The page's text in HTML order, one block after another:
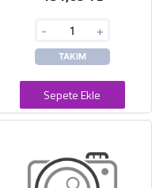
- +
TAKIM
Sepete Ekle